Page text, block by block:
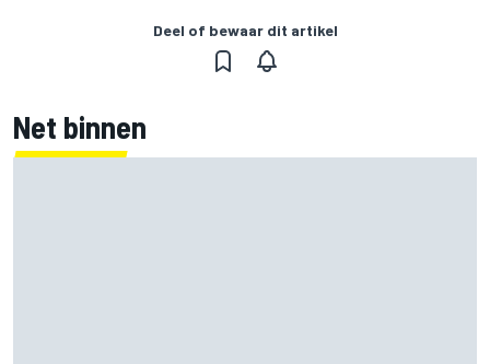
Deel of bewaar dit artikel
Net binnen